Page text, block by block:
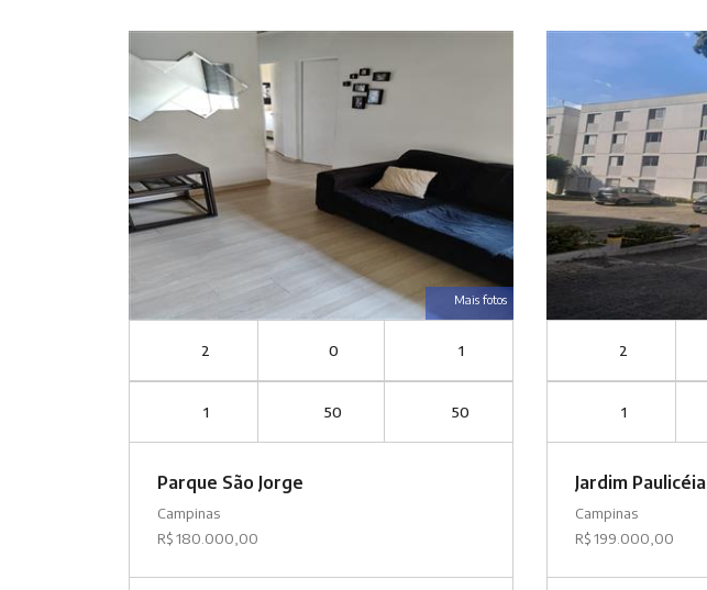
Mais fotos
2 0 1
1 50 50
Parque São Jorge
Campinas
R$ 180.000,00
2
1
Jardim Paulicéia
Campinas
R$ 199.000,00